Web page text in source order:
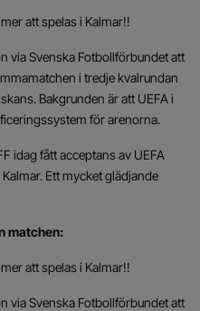
att spelas i Kalmar!!
via Svenska Fotbollförbundet att
i tredje kvalrundan
Bakgrunden är att UEFA i
för arenorna.
idag fått acceptans av UEFA
Ett mycket glädjande
matchen:
att spelas i Kalmar!!
via Svenska Fotbollförbundet att